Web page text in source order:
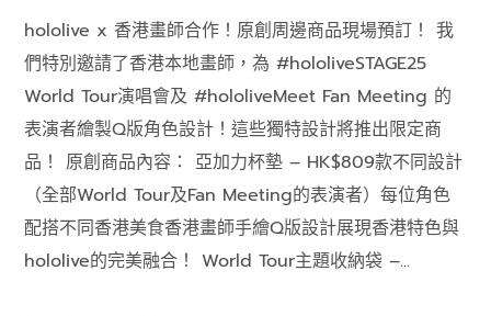
hololive x 香港畫師合作！原創周邊商品現場預訂！ 我
們特別邀請了香港本地畫師，為 #hololiveSTAGE25
World Tour演唱會及 #hololiveMeet Fan Meeting 的
表演者繪製Q版角色設計！這些獨特設計將推出限定商
品！ 原創商品內容： 亞加力杯墊 – HK$809款不同設計
（全部World Tour及Fan Meeting的表演者）每位角色
配搭不同香港美食香港畫師手繪Q版設計展現香港特色與
hololive的完美融合！ World Tour主題收納袋 –...